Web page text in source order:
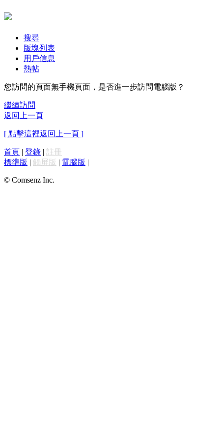
搜尋
版塊列表
用戶信息
熱帖
您訪問的頁面無手機頁面，是否進一步訪問電腦版？
繼續訪問
返回上一頁
[ 點擊這裡返回上一頁 ]
首頁 | 登錄 | 註冊
標準版 | 觸屏版 | 電腦版 |
© Comsenz Inc.